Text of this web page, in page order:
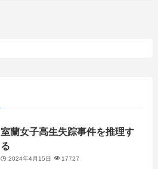
室蘭女子高生失踪事件を推理す
る
2024年4月15日 17727